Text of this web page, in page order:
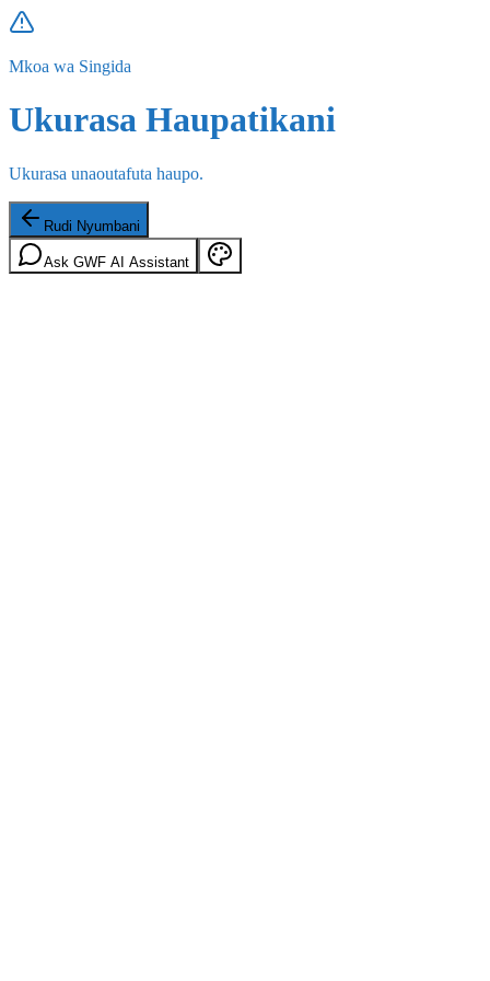
Mkoa wa Singida
Ukurasa Haupatikani
Ukurasa unaoutafuta haupo.
Rudi Nyumbani
Ask GWF AI Assistant